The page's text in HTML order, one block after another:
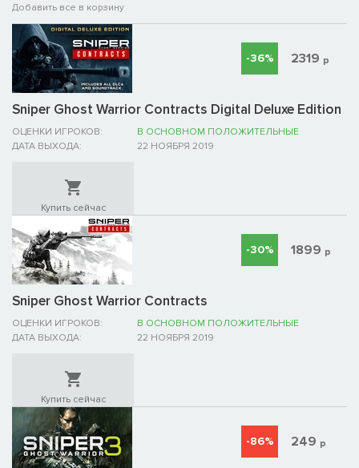
Добавить все в корзину
Sniper Ghost Warrior Contracts Digital Deluxe Edition
ОЦЕНКИ ИГРОКОВ:
В ОСНОВНОМ ПОЛОЖИТЕЛЬНЫЕ
ДАТА ВЫХОДА:
22 НОЯБРЯ 2019
-36% 2319 р
Купить сейчас
Sniper Ghost Warrior Contracts
ОЦЕНКИ ИГРОКОВ:
В ОСНОВНОМ ПОЛОЖИТЕЛЬНЫЕ
ДАТА ВЫХОДА:
22 НОЯБРЯ 2019
-30% 1899 р
Купить сейчас
-86% 249 р